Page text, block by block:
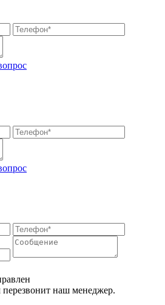
наш менеджер.